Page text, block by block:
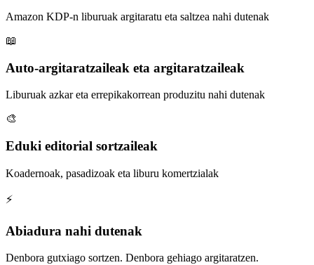
Amazon KDP-n liburuak argitaratu eta saltzea nahi dutenak
📖
Auto-argitaratzaileak eta argitaratzaileak
Liburuak azkar eta errepikakorrean produzitu nahi dutenak
🎨
Eduki editorial sortzaileak
Koadernoak, pasadizoak eta liburu komertzialak
⚡
Abiadura nahi dutenak
Denbora gutxiago sortzen. Denbora gehiago argitaratzen.